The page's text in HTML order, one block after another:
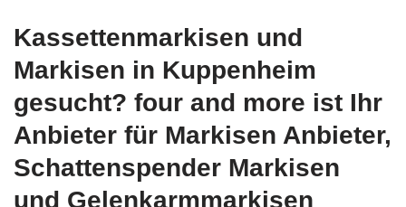
Kassettenmarkisen und
Markisen in Kuppenheim
gesucht? four and more ist Ihr
Anbieter für Markisen Anbieter,
Schattenspender Markisen
und Gelenkarmmarkisen